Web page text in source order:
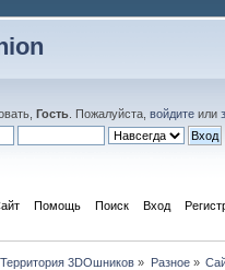
Гость. Пожалуйста, войдитеили
Помощь Поиск Вход
Территория 3DOшников » Разное»